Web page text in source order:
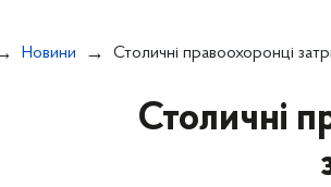
Новини Столичні правоохоронці затримали чоловіків
Столичні